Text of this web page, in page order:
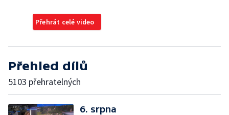
Přehrát celé video
Přehled dílů
5103 přehratelných
6. srpna